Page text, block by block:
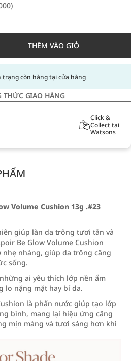
THÊM VÀO GIỎ
trạng còn hàng tại cửa hàng
THỨC GIAO HÀNG
Click &
Collect tại
Watsons
Volume Cushion 13g .#23
giúp làn da trông tươi tắn và
Be Glow Volume Cushion
nhàng, giúp da trông căng
sống.
ai yêu thích lớp nền ẩm
lo nặng mặt hay bí da.
là phấn nước giúp tạo lớp
bình, mang lại hiệu ứng căng
mịn màng và tươi sáng hơn khi